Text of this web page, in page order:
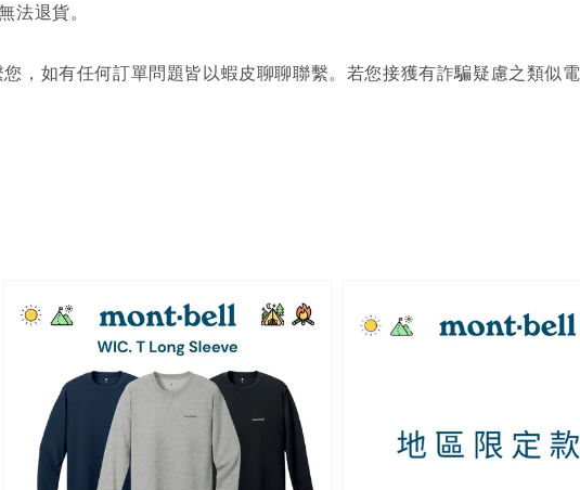
法退貨。
，如有任何訂單問題皆以蝦皮聊聊聯繫。若您接獲有詐騙疑慮之類似